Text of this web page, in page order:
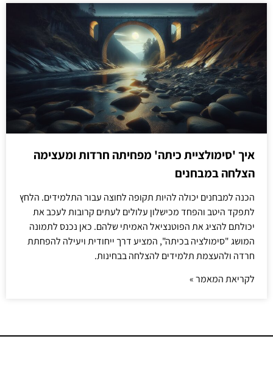
איך 'סימולציית כיתה' מפחיתה חרדות ומעצימה
הצלחה במבחנים
הכנה למבחנים יכולה להיות תקופה לחוצה עבור התלמידים. הלחץ
לתפקד היטב והפחד מכישלון עלולים לעתים קרובות לעכב את
יכולתם להציג את הפוטנציאל האמיתי שלהם. כאן נכנס לתמונה
המושג "סימולציה בכיתה", המציע דרך ייחודית ויעילה להפחתת
חרדה ולהעצמת תלמידים להצלחה בבחינות.
לקריאת המאמר »